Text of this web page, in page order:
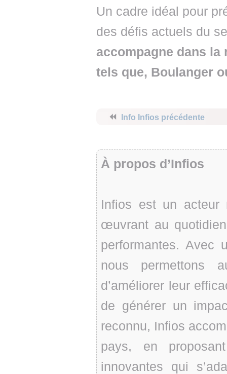
Un cadre idéal pour
des défis actuels du
accompagne dans
tels que, Boulanger
⏪ Info Infios précédente
À propos d’Infios
Infios est un acteur
œuvrant au
performantes. Avec
nous permettons
d’améliorer leur
de générer un
reconnu, Infios
pays, en
innovantes qui